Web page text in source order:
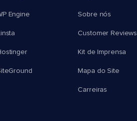
Engine Sobre nós
Customer Reviews
Kit de Imprensa
Mapa do Site
Carreiras